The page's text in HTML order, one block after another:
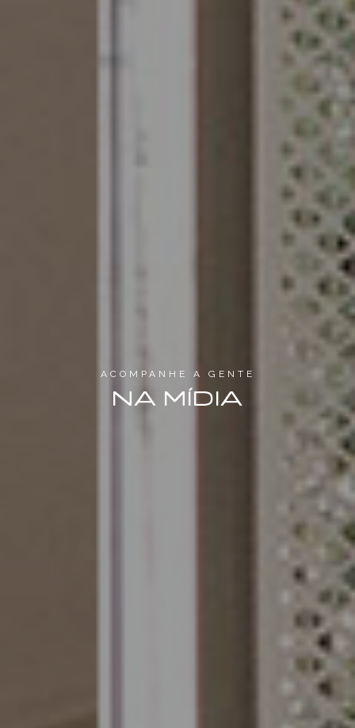
ACOMPANHE A GENTE
NA MÍDIA